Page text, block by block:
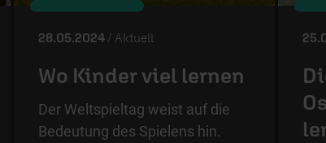
28.05.2024 / Aktuell
Wo Kinder viel lernen
Der Weltspieltag weist auf die
Bedeutung des Spielens hin.